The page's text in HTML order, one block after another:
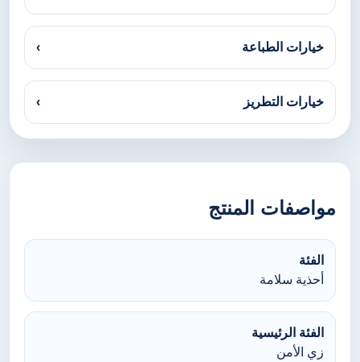
خيارات الطباعة ›
خيارات التطريز ›
مواصفات المنتج
الفئة
أحذية سلامة
الفئة الرئيسية
زي الأمن